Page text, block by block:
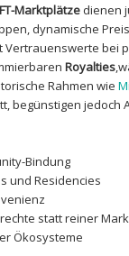
Marktplätze dienen
dynamische
bei
Royalties
Rahmen wie
begünstigen jedoch
Bindung
und Residencies
statt reiner
Ökosysteme